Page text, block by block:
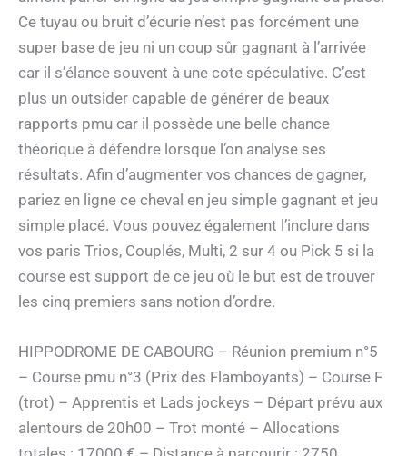
Ce tuyau ou bruit d’écurie n’est pas forcément une
super base de jeu ni un coup sûr gagnant à l’arrivée
car il s’élance souvent à une cote spéculative. C’est
plus un outsider capable de générer de beaux
rapports pmu car il possède une belle chance
théorique à défendre lorsque l’on analyse ses
résultats. Afin d’augmenter vos chances de gagner,
pariez en ligne ce cheval en jeu simple gagnant et jeu
simple placé. Vous pouvez également l’inclure dans
vos paris Trios, Couplés, Multi, 2 sur 4 ou Pick 5 si la
course est support de ce jeu où le but est de trouver
les cinq premiers sans notion d’ordre.
HIPPODROME DE CABOURG – Réunion premium n°5
– Course pmu n°3 (Prix des Flamboyants) – Course F
(trot) – Apprentis et Lads jockeys – Départ prévu aux
alentours de 20h00 – Trot monté – Allocations